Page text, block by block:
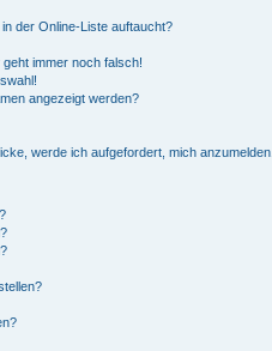
der Online-Liste auftaucht?
immer noch falsch!
angezeigt werden?
werde ich aufgefordert, mich anzumelden.